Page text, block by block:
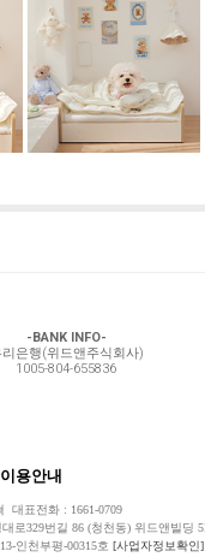
-BANK INFO-
리은행(위드앤주식회사)
1005-804-655836
이용안내
대표전화 : 1661-0709
로329번길 86 (청천동) 위드앤빌딩
인천부평-00315호 [사업자정보확인]